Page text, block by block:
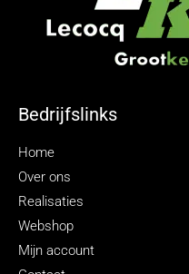
Bedrijfslinks
Home
Over ons
Realisaties
Webshop
Mijn account